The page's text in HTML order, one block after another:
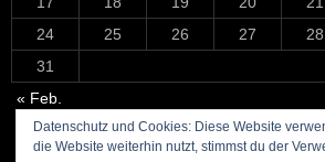
24
25 26 27 28
31
« Feb.
Datenschutz und Cookies: Diese Website
die Website weiterhin nutzt, stimmst du der